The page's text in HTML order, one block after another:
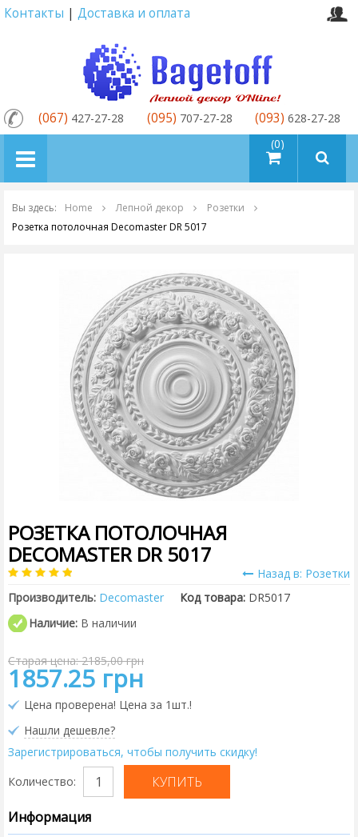
Контакты | Доставка и оплата
товаров (0)
(067) 427-27-28 (095) 707-27-28 (093) 628-27-28
Вы здесь: Home Лепной декор
Розетки
Розетка потолочная Decomaster DR 5017
РОЗЕТКА ПОТОЛОЧНАЯ
DECOMASTER DR 5017
Назад в: Розетки
Производитель: Decomaster Код товара: DR5017
Наличие: В наличии
Старая цена: 2185,00 грн
1857.25 грн
Цена проверена! Цена за 1шт.!
Нашли дешевле?
Зарегистрироваться, чтобы получить скидку!
Количество:
Информация